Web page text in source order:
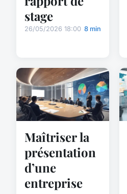
stage
26/05/2026 18:00 8 min
Maîtriser la
présentation
d’une
entreprise